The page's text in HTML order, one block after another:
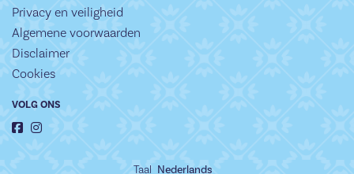
Privacy en veiligheid
Algemene voorwaarden
Disclaimer
Cookies
VOLG ONS
Taal